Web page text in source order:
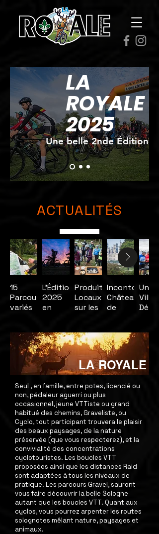
LA
ROYALE
2025
Une belle 2nde Édition
ACTUALITÉS
15
Parcours
variés
Route
L'Édition
2025
en
Produits
Locaux
sur les
Château
de
Un
Village
LA ROYALE
Seul , en famille, entre potes, licencié ou
non, pédaleur aguerri ou plus
occasionnel, jeune VTTiste ou grand
habitué des chemins, Graveliste, ou
Cyclo, tout participant trouvera le plaisir
des beaux paysages, de la nature
préservée (que vous respecterez), et la
convivialité des concentrations
cyclotouristes. Les boucles VTT
proposées ainsi que les distances Raid
sont adaptées à tous les niveaux de
pratique. Les parcours Gravel, sauront
vous faire découvrir la belle Sologne
autant que les boucles VTT. Quant aux
cyclos, vous pourrez arpenter les routes
solognotes mêlant nature, paysages et
animaux.